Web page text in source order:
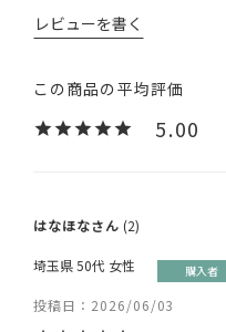
5.00
はなほな 2
購入者
埼玉県50代 女性
投稿日 2026/06/03
レビューを書く